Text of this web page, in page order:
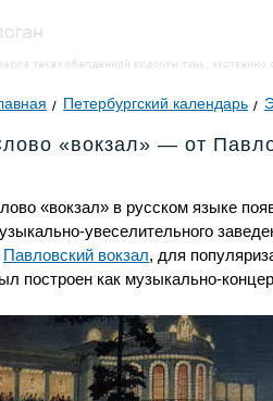
Петербургский календарь
«вокзал» — от
«вокзал» в русском языке
увеселительного
Павловский вокзал, для
построен как музыкально-